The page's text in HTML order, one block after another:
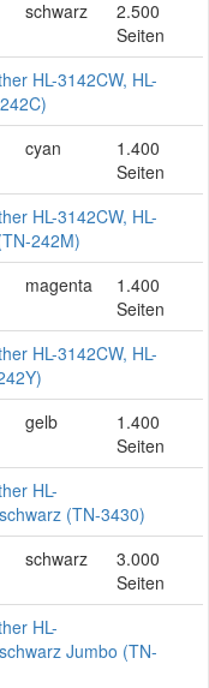
schwarz
2.500
Seiten
HL-3142CW, HL-
cyan
1.400
Seiten
HL-3142CW, HL-
242M)
magenta
1.400
Seiten
HL-3142CW, HL-
gelb
1.400
Seiten
HL-
(TN-3430)
schwarz
3.000
Seiten
HL-
Jumbo (TN-